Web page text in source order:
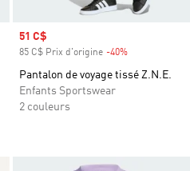
Prix soldé
51 C$
85 C$ Prix d'origine -40%
Pantalon de voyage tissé Z.N.E.
Enfants Sportswear
2 couleurs